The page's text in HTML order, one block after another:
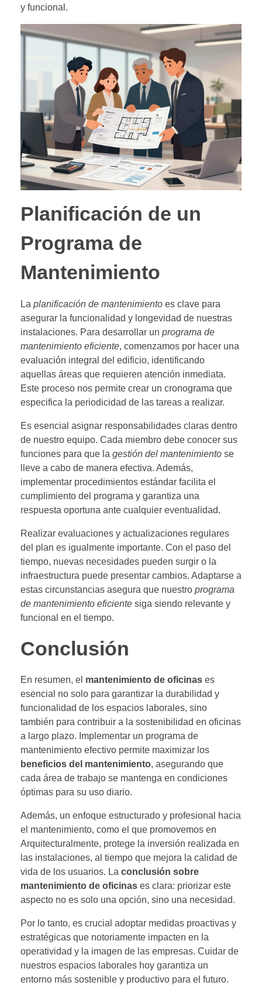
y funcional.
Planificación de un
Programa de
Mantenimiento
La planificación de mantenimiento es clave para
asegurar la funcionalidad y longevidad de nuestras
instalaciones. Para desarrollar un programa de
mantenimiento eficiente, comenzamos por hacer una
evaluación integral del edificio, identificando
aquellas áreas que requieren atención inmediata.
Este proceso nos permite crear un cronograma que
especifica la periodicidad de las tareas a realizar.
Es esencial asignar responsabilidades claras dentro
de nuestro equipo. Cada miembro debe conocer sus
funciones para que la gestión del mantenimiento se
lleve a cabo de manera efectiva. Además,
implementar procedimientos estándar facilita el
cumplimiento del programa y garantiza una
respuesta oportuna ante cualquier eventualidad.
Realizar evaluaciones y actualizaciones regulares
del plan es igualmente importante. Con el paso del
tiempo, nuevas necesidades pueden surgir o la
infraestructura puede presentar cambios. Adaptarse a
estas circunstancias asegura que nuestro programa
de mantenimiento eficiente siga siendo relevante y
funcional en el tiempo.
Conclusión
En resumen, el mantenimiento de oficinas es
esencial no solo para garantizar la durabilidad y
funcionalidad de los espacios laborales, sino
también para contribuir a la sostenibilidad en oficinas
a largo plazo. Implementar un programa de
mantenimiento efectivo permite maximizar los
beneficios del mantenimiento, asegurando que
cada área de trabajo se mantenga en condiciones
óptimas para su uso diario.
Además, un enfoque estructurado y profesional hacia
el mantenimiento, como el que promovemos en
Arquitecturalmente, protege la inversión realizada en
las instalaciones, al tiempo que mejora la calidad de
vida de los usuarios. La conclusión sobre
mantenimiento de oficinas es clara: priorizar este
aspecto no es solo una opción, sino una necesidad.
Por lo tanto, es crucial adoptar medidas proactivas y
estratégicas que notoriamente impacten en la
operatividad y la imagen de las empresas. Cuidar de
nuestros espacios laborales hoy garantiza un
entorno más sostenible y productivo para el futuro.